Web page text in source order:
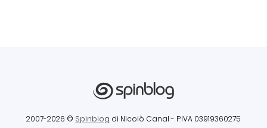
2007-2026 © Spinblog di Nicolò Canal - P.IVA 03919360275